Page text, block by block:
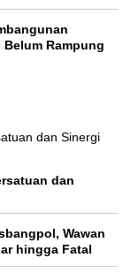
Rampung
dan
Wawan
hingga Fatal